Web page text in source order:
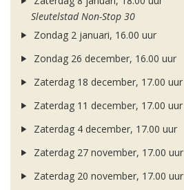
Sleutelstad Non-Stop 30
Zondag 2 januari, 16.00 uur
Zondag 26 december, 16.00 uur
Zaterdag 18 december, 17.00 uur
Zaterdag 11 december, 17.00 uur
Zaterdag 4 december, 17.00 uur
Zaterdag 27 november, 17.00 uur
Zaterdag 20 november, 17.00 uur